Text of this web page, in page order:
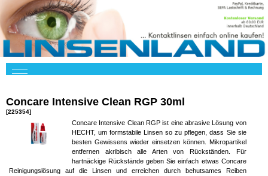
Concare Intensive Clean RGP 30ml
[225354]
Concare Intensive Clean RGP ist eine abrasive Lösung von
HECHT, um formstabile Linsen so zu pflegen, dass Sie sie
besten Gewissens wieder einsetzen können. Mikropartikel
entfernen akribisch alle Arten von Rückständen. Für
hartnäckige Rückstände geben Sie einfach etwas Concare
Reinigungslösung auf die Linsen und erreichen durch behutsames Reiben